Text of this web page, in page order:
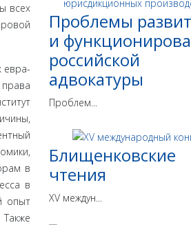
всех
евра­
в
в
опыт
Проблемы
и
российской
адвокатуры
Проблем...
Блищенковские
чтения
XV междун...